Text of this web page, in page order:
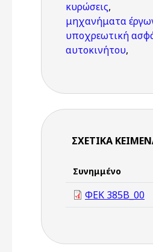
κυρώσεις,
μηχανήματα
υποχρεωτική
αυτοκινήτου,
ΣΧΕΤΙΚΆ
Συνημμένο
ΦΕΚ 385B_00